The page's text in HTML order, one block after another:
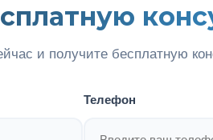
и получите бесплатную
Телефон